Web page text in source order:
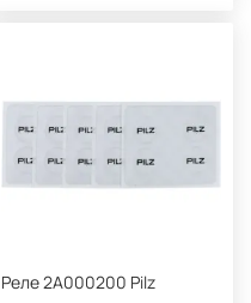
Реле 2A000200 Pilz